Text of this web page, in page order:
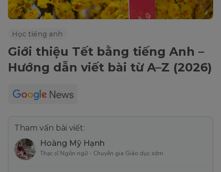
Học tiếng anh
Giới thiệu Tết bằng tiếng Anh –
Hướng dẫn viết bài từ A–Z (2026)
Tham vấn bài viết:
Hoàng Mỹ Hạnh
Thạc sĩ Ngôn ngữ - Chuyên gia Giáo dục sớm